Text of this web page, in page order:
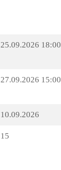
25.09.2026 18:00
27.09.2026 15:00
10.09.2026
15